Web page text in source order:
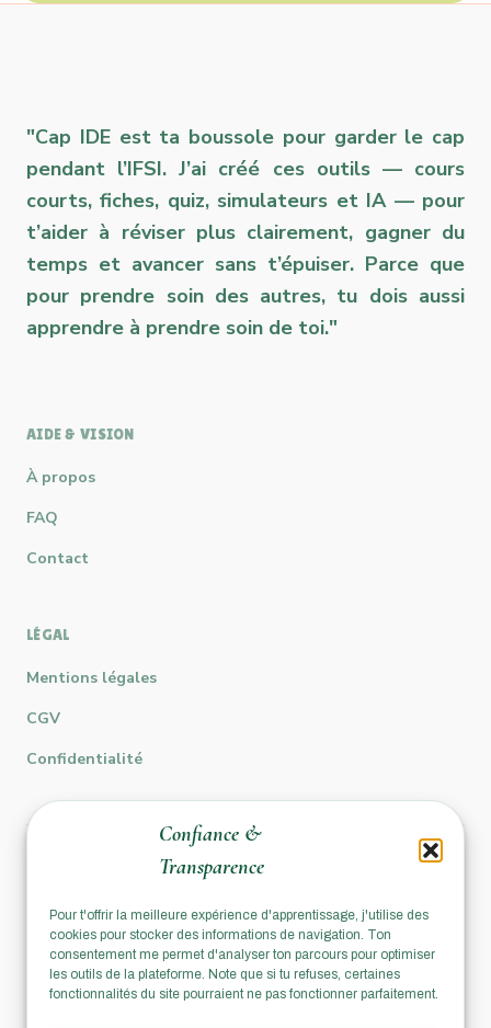
Confiance &
Transparence
Pour t'offrir la meilleure expérience d'apprentissage, j'utilise des
cookies pour stocker des informations de navigation. Ton
consentement me permet d'analyser ton parcours pour optimiser
les outils de la plateforme. Note que si tu refuses, certaines
fonctionnalités du site pourraient ne pas fonctionner parfaitement.
"Cap IDE est ta boussole pour garder le cap
pendant l’IFSI. J’ai créé ces outils — cours
courts, fiches, quiz, simulateurs et IA — pour
t’aider à réviser plus clairement, gagner du
temps et avancer sans t’épuiser. Parce que
pour prendre soin des autres, tu dois aussi
apprendre à prendre soin de toi."
AIDE & VISION
À propos
FAQ
Contact
LÉGAL
Mentions légales
CGV
Confidentialité
Rejoins la communauté ESI
Instagram YouTube